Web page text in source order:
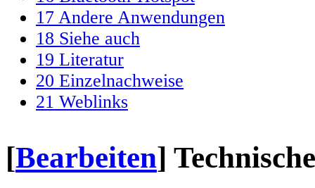
17 Andere Anwendungen
18 Siehe auch
19 Literatur
20 Einzelnachweise
21 Weblinks
[Bearbeiten]